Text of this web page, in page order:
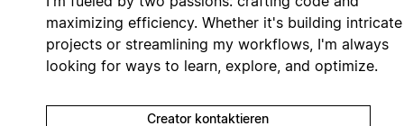
maximizing efficiency. Whether it's building intricate
projects or streamlining my workflows, I'm always
looking for ways to learn, explore, and optimize.
Creator kontaktieren